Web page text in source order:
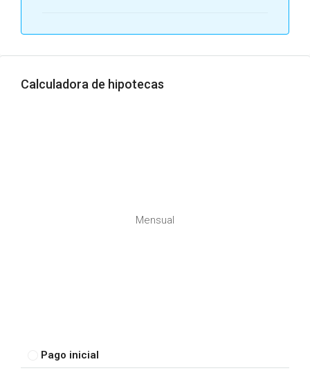
Calculadora de hipotecas
Mensual
Pago inicial